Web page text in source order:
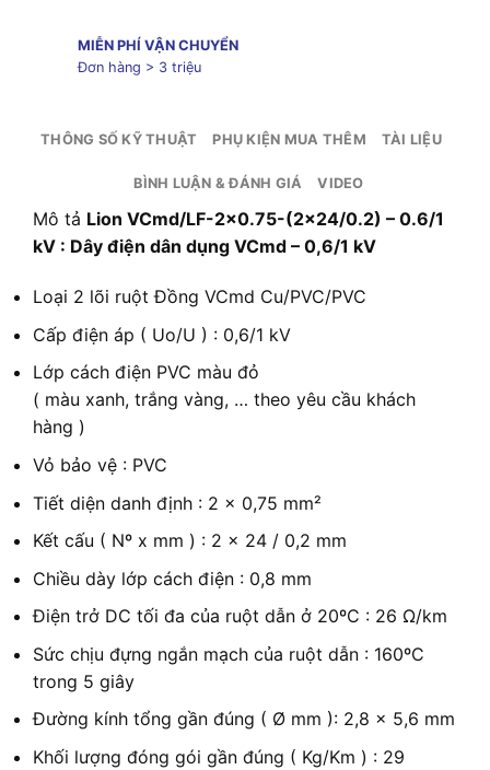
MIỄN PHÍ VẬN CHUYỂN
Đơn hàng > 3 triệu
THÔNG SỐ KỸ THUẬT PHỤ KIỆN MUA THÊM TÀI LIỆU
BÌNH LUẬN & ĐÁNH GIÁ VIDEO
Mô tả Lion VCmd/LF-2×0.75-(2×24/0.2) – 0.6/1
kV : Dây điện dân dụng VCmd – 0,6/1 kV
Loại 2 lõi ruột Đồng VCmd Cu/PVC/PVC
Cấp điện áp ( Uo/U ) : 0,6/1 kV
Lớp cách điện PVC màu đỏ
( màu xanh, trắng vàng, … theo yêu cầu khách
hàng )
Vỏ bảo vệ : PVC
Tiết diện danh định : 2 x 0,75 mm²
Kết cấu ( Nº x mm ) : 2 x 24 / 0,2 mm
Chiều dày lớp cách điện : 0,8 mm
Điện trở DC tối đa của ruột dẫn ở 20ºC : 26 Ω/km
Sức chịu đựng ngắn mạch của ruột dẫn : 160ºC
trong 5 giây
Đường kính tổng gần đúng ( Ø mm ): 2,8 x 5,6 mm
Khối lượng đóng gói gần đúng ( Kg/Km ) : 29